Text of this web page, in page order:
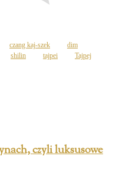
czang kaj-szek
dim
shilin tajpei
Tajpej
czyli luksusowe